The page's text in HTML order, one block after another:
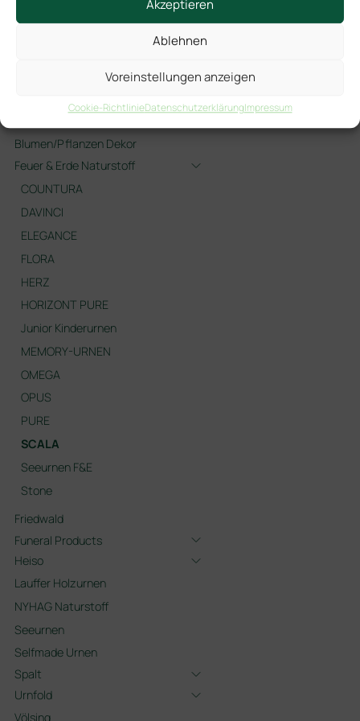
Akzeptieren
Ablehnen
Voreinstellungen anzeigen
Cookie-RichtlinieDatenschutzerklärungImpressum
Blumen/Pflanzen Dekor
Feuer & Erde Naturstoff
COUNTURA
DAVINCI
ELEGANCE
FLORA
HERZ
HORIZONT PURE
Junior Kinderurnen
MEMORY-URNEN
OMEGA
OPUS
PURE
SCALA
Seeurnen F&E
Stone
Friedwald
Funeral Products
Heiso
Lauffer Holzurnen
NYHAG Naturstoff
Seeurnen
Selfmade Urnen
Spalt
Urnfold
Völsing